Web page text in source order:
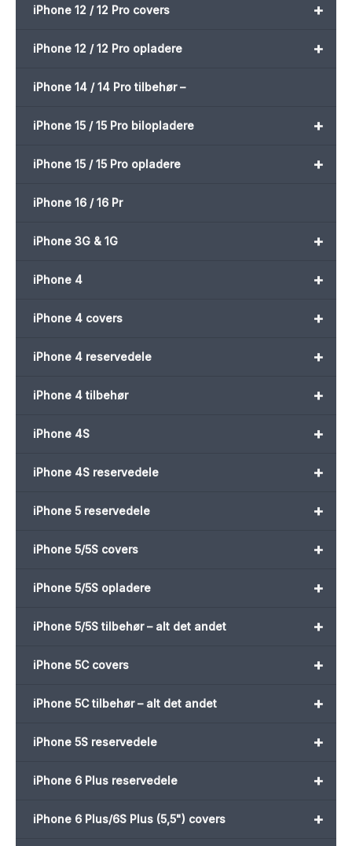
+
iPhone 12 / 12 Pro covers
+
iPhone 12 / 12 Pro opladere
iPhone 14 / 14 Pro tilbehør –
+
iPhone 15 / 15 Pro bilopladere
+
iPhone 15 / 15 Pro opladere
iPhone 16 / 16 Pr
+
iPhone 3G & 1G
+
iPhone 4
+
iPhone 4 covers
+
iPhone 4 reservedele
+
iPhone 4 tilbehør
+
iPhone 4S
+
iPhone 4S reservedele
+
iPhone 5 reservedele
+
iPhone 5/5S covers
+
iPhone 5/5S opladere
+
iPhone 5/5S tilbehør – alt det andet
+
iPhone 5C covers
+
iPhone 5C tilbehør – alt det andet
+
iPhone 5S reservedele
+
iPhone 6 Plus reservedele
+
iPhone 6 Plus/6S Plus (5,5") covers